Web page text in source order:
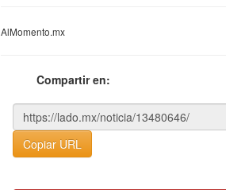
AlMomento.mx
Compartir en:
Copiar URL